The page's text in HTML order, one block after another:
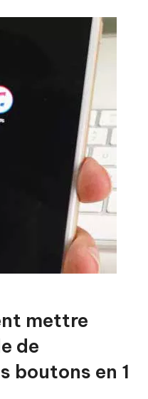
mettre
de
boutons en 1